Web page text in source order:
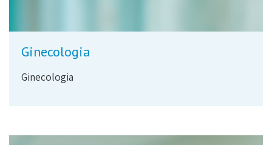
Ginecologia
Ginecologia